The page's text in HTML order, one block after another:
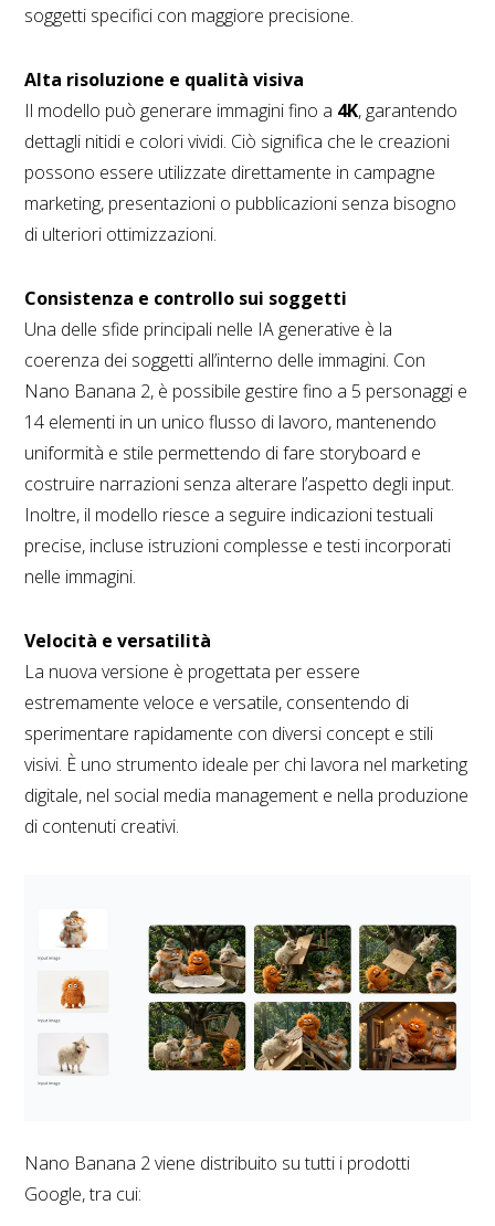
soggetti specifici con maggiore precisione.
Alta risoluzione e qualità visiva
Il modello può generare immagini fino a 4K, garantendo
dettagli nitidi e colori vividi. Ciò significa che le creazioni
possono essere utilizzate direttamente in campagne
marketing, presentazioni o pubblicazioni senza bisogno
di ulteriori ottimizzazioni.
Consistenza e controllo sui soggetti
Una delle sfide principali nelle IA generative è la
coerenza dei soggetti all’interno delle immagini. Con
Nano Banana 2, è possibile gestire fino a 5 personaggi e
14 elementi in un unico flusso di lavoro, mantenendo
uniformità e stile permettendo di fare storyboard e
costruire narrazioni senza alterare l’aspetto degli input.
Inoltre, il modello riesce a seguire indicazioni testuali
precise, incluse istruzioni complesse e testi incorporati
nelle immagini.
Velocità e versatilità
La nuova versione è progettata per essere
estremamente veloce e versatile, consentendo di
sperimentare rapidamente con diversi concept e stili
visivi. È uno strumento ideale per chi lavora nel marketing
digitale, nel social media management e nella produzione
di contenuti creativi.
Nano Banana 2 viene distribuito su tutti i prodotti
Google, tra cui: